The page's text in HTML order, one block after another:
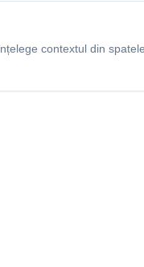
contextul din